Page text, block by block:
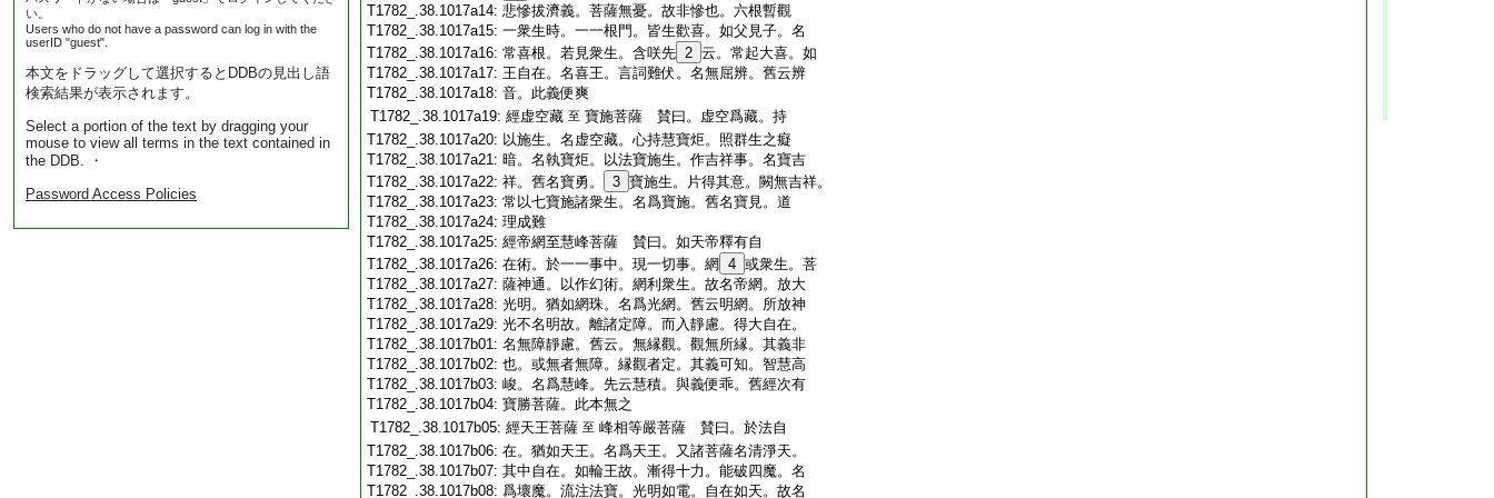
い。
Users who do not have a password can log in with the
userID "guest".
本文をドラッグして選択するとDDBの見出し語
検索結果が表示されます。
Select a portion of the text by dragging your
mouse to view all terms in the text contained in
the DDB. ・
Password Access Policies
T1782_.38.1017a14: 悲慘拔濟義。菩薩無憂。故非慘也。六根暫觀
T1782_.38.1017a15: 一衆生時。一一根門。皆生歡喜。如父見子。名
T1782_.38.1017a16: 常喜根。若見衆生。含咲先 2 云。常起大喜。如
T1782_.38.1017a17: 王自在。名喜王。言詞難伏。名無屈辨。舊云辨
T1782_.38.1017a18: 音。此義便爽
T1782_.38.1017a19: 經虚空藏 至 寶施菩薩 賛曰。虚空爲藏。持
T1782_.38.1017a20: 以施生。名虚空藏。心持慧寶炬。照群生之癡
T1782_.38.1017a21: 暗。名執寶炬。以法寶施生。作吉祥事。名寶吉
T1782_.38.1017a22: 祥。舊名寶勇。 3 寶施生。片得其意。闕無吉祥。
T1782_.38.1017a23: 常以七寶施諸衆生。名爲寶施。舊名寶見。道
T1782_.38.1017a24: 理成難
T1782_.38.1017a25: 經帝網至慧峰菩薩 賛曰。如天帝釋有自
T1782_.38.1017a26: 在術。於一一事中。現一切事。網 4 或衆生。菩
T1782_.38.1017a27: 薩神通。以作幻術。網利衆生。故名帝網。放大
T1782_.38.1017a28: 光明。猶如網珠。名爲光網。舊云明網。所放神
T1782_.38.1017a29: 光不名明故。離諸定障。而入靜慮。得大自在。
T1782_.38.1017b01: 名無障靜慮。舊云。無縁觀。觀無所縁。其義非
T1782_.38.1017b02: 也。或無者無障。縁觀者定。其義可知。智慧高
T1782_.38.1017b03: 峻。名爲慧峰。先云慧積。與義便乖。舊經次有
T1782_.38.1017b04: 寶勝菩薩。此本無之
T1782_.38.1017b05: 經天王菩薩 至 峰相等嚴菩薩 賛曰。於法自
T1782_.38.1017b06: 在。猶如天王。名爲天王。又諸菩薩名清淨天。
T1782_.38.1017b07: 其中自在。如輪王故。漸得十力。能破四魔。名
T1782_.38.1017b08: 爲壞魔。流注法寶。光明如電。自在如天。故名